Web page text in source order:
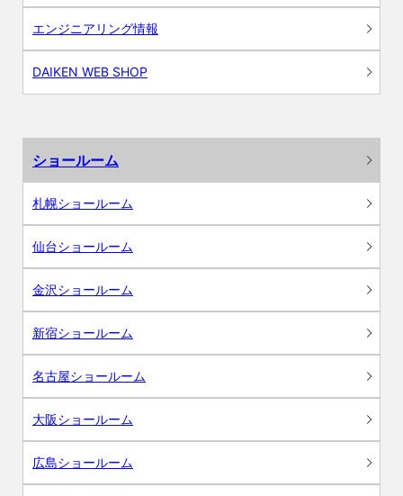
エンジニアリング情報
DAIKEN WEB SHOP
ショールーム
札幌ショールーム
仙台ショールーム
金沢ショールーム
新宿ショールーム
名古屋ショールーム
大阪ショールーム
広島ショールーム